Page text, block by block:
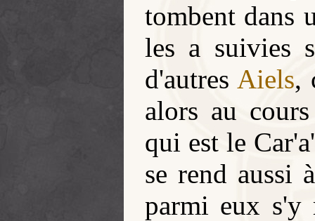
tombent dans
les a suivies
d'autres Aiels,
alors au
qui est le
se rend aussi
parmi eux s'y